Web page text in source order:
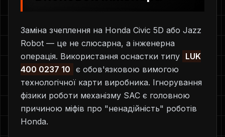
Заміна зчеплення на Honda Civic 5D або Jazz
Robot — це не слюсарна, а інженерна
операція. Використання оснастки типу LUK
400 0237 10 є обов'язковою вимогою
технологічної карти виробника. Ігнорування
фізики роботи механізму SAC є головною
причиною міфів про "ненадійність" роботів
Honda.